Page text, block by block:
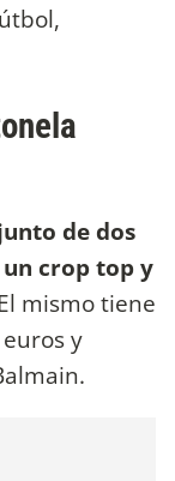
de dos
crop top y
mismo tiene
y